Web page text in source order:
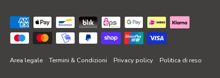
Area legale Termini & Condizioni Privacy policy Politica di reso